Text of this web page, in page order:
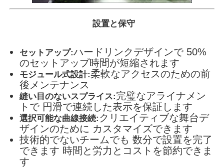
設置と保守
セットアップ:ハードリンクデザインで 50%
のセットアップ時間が短縮されます
モジュール式設計:柔軟なアクセスのための前
後メンテナンス
縫い目のないスプライス:完璧なアライナメン
トで 円滑で連続した表示を保証します
選択可能な曲線接続: クリエイティブな舞台デ
ザインのために カスタマイズできます
技術的でないチームでも 数分で設置を完了
できます 時間と労力とコストを節約できま
す